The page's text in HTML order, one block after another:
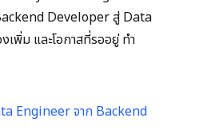
Developer สู่ Data
พิ่ม และโอกาสที่รออยู่ ทำ
Engineer จาก Backend